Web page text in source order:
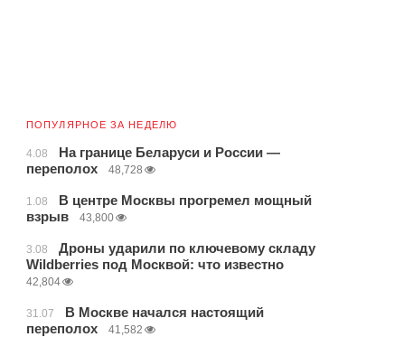
ПОПУЛЯРНОЕ ЗА НЕДЕЛЮ
4.08
На границе Беларуси и России —
переполох
48,728
1.08
В центре Москвы прогремел мощный
взрыв
43,800
3.08
Дроны ударили по ключевому складу
Wildberries под Москвой: что известно
42,804
31.07
В Москве начался настоящий
переполох
41,582